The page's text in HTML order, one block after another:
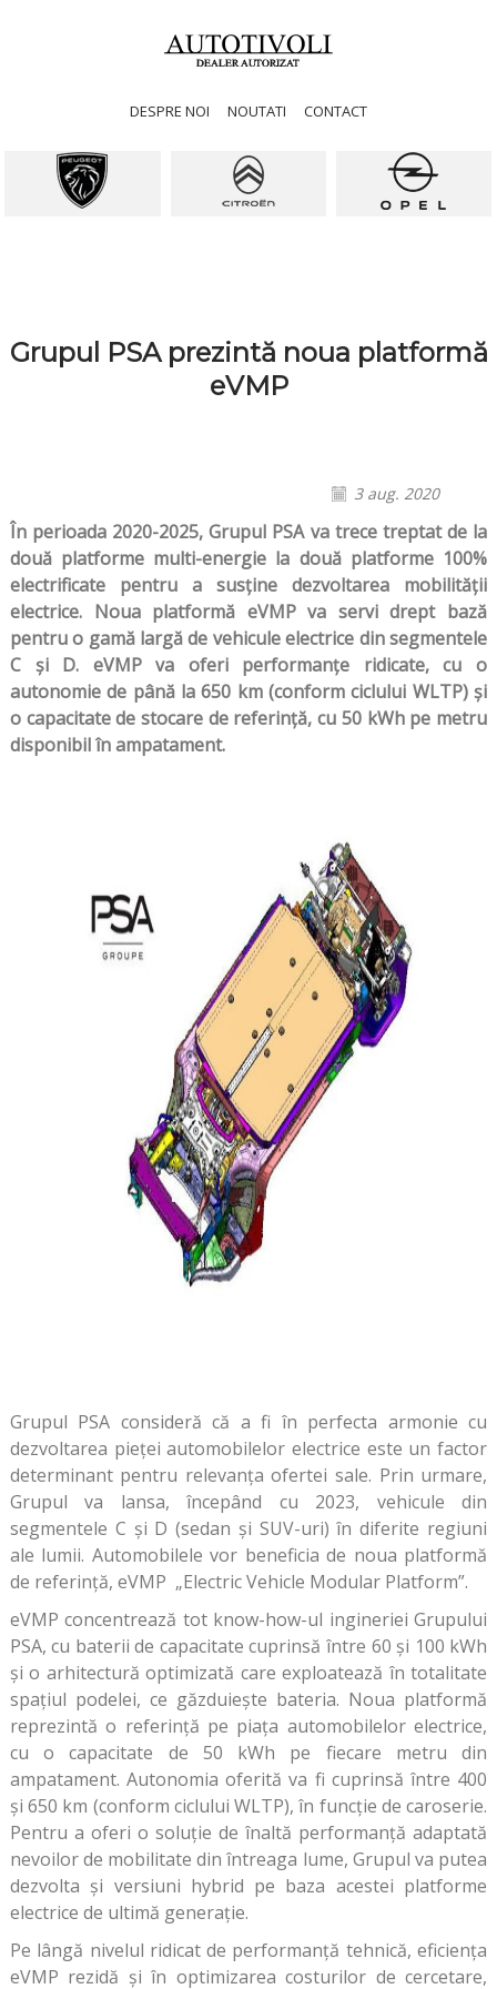
DESPRE NOI NOUTATI CONTACT
Grupul PSA prezintă noua platformă
eVMP
3 aug. 2020
În perioada 2020-2025, Grupul PSA va trece treptat de la
două platforme multi-energie la două platforme 100%
electrificate pentru a susține dezvoltarea mobilității
electrice. Noua platformă eVMP va servi drept bază
pentru o gamă largă de vehicule electrice din segmentele
C și D. eVMP va oferi performanțe ridicate, cu o
autonomie de până la 650 km (conform ciclului WLTP) și
o capacitate de stocare de referință, cu 50 kWh pe metru
disponibil în ampatament.
Grupul PSA consideră că a fi în perfecta armonie cu
dezvoltarea pieței automobilelor electrice este un factor
determinant pentru relevanța ofertei sale. Prin urmare,
Grupul va lansa, începând cu 2023, vehicule din
segmentele C și D (sedan și SUV-uri) în diferite regiuni
ale lumii. Automobilele vor beneficia de noua platformă
de referință, eVMP „Electric Vehicle Modular Platform”.
eVMP concentrează tot know-how-ul ingineriei Grupului
PSA, cu baterii de capacitate cuprinsă între 60 și 100 kWh
și o arhitectură optimizată care exploatează în totalitate
spațiul podelei, ce găzduiește bateria. Noua platformă
reprezintă o referință pe piața automobilelor electrice,
cu o capacitate de 50 kWh pe fiecare metru din
ampatament. Autonomia oferită va fi cuprinsă între 400
și 650 km (conform ciclului WLTP), în funcție de caroserie.
Pentru a oferi o soluție de înaltă performanță adaptată
nevoilor de mobilitate din întreaga lume, Grupul va putea
dezvolta și versiuni hybrid pe baza acestei platforme
electrice de ultimă generație.
Pe lângă nivelul ridicat de performanță tehnică, eficiența
eVMP rezidă și în optimizarea costurilor de cercetare,